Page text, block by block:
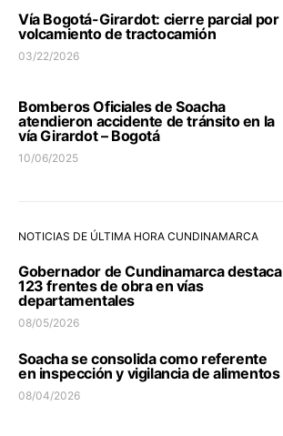
Vía Bogotá-Girardot: cierre parcial por
volcamiento de tractocamión
03/22/2026
Bomberos Oficiales de Soacha
atendieron accidente de tránsito en la
vía Girardot – Bogotá
10/06/2025
NOTICIAS DE ÚLTIMA HORA CUNDINAMARCA
Gobernador de Cundinamarca destaca
123 frentes de obra en vías
departamentales
08/05/2026
Soacha se consolida como referente
en inspección y vigilancia de alimentos
08/04/2026